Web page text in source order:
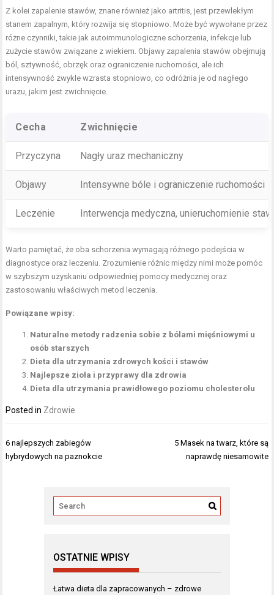
Z kolei zapalenie stawów, znane również jako artritis, jest przewlekłym
stanem zapalnym, który rozwija się stopniowo. Może być wywołane przez
różne czynniki, takie jak autoimmunologiczne schorzenia, infekcje lub
zużycie stawów związane z wiekiem. Objawy zapalenia stawów obejmują
ból, sztywność, obrzęk oraz ograniczenie ruchomości, ale ich
intensywność zwykle wzrasta stopniowo, co odróżnia je od nagłego
urazu, jakim jest zwichnięcie.
Cecha Zwichnięcie
Przyczyna Nagły uraz mechaniczny
Objawy Intensywne bóle i ograniczenie ruchomości
Leczenie Interwencja medyczna, unieruchomienie
Warto pamiętać, że oba schorzenia wymagają różnego podejścia w
diagnostyce oraz leczeniu. Zrozumienie różnic między nimi może pomóc
w szybszym uzyskaniu odpowiedniej pomocy medycznej oraz
zastosowaniu właściwych metod leczenia.
Powiązane wpisy:
Naturalne metody radzenia sobie z bólami mięśniowymi u
osób starszych
Dieta dla utrzymania zdrowych kości i stawów
Najlepsze zioła i przyprawy dla zdrowia
Dieta dla utrzymania prawidłowego poziomu cholesterolu
Posted in Zdrowie
Nawigacja
wpisu
6 najlepszych zabiegów
hybrydowych na paznokcie
5 Masek na twarz, które są
naprawdę niesamowite
OSTATNIE WPISY
Łatwa dieta dla zapracowanych – zdrowe